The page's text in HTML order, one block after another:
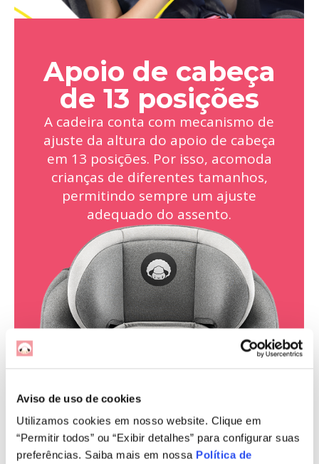
Aviso de uso de cookies
Utilizamos cookies em nosso website. Clique em
“Permitir todos” ou “Exibir detalhes” para configurar suas
preferências. Saiba mais em nossa Política de